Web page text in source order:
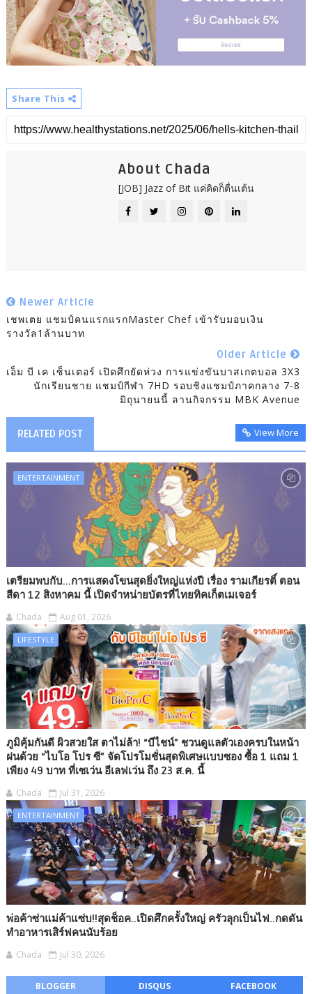
Share This
About Chada
[JOB] Jazz of Bit แค่คิดก็ตื่นเต้น
Newer Article
เชพเตย แชมป์คนแรกแรกMaster Chef เข้ารับมอบเงิน
รางวัล1ล้านบาท
Older Article
เอ็ม บี เค เซ็นเตอร์ เปิดศึกยัดห่วง การแข่งขันบาสเกตบอล 3X3
นักเรียนชาย แชมป์กีฬา 7HD รอบชิงแชมป์ภาคกลาง 7-8
มิถุนายนนี้ ลานกิจกรรม MBK Avenue
RELATED POST View More
ENTERTAINMENT
เตรียมพบกับ...การแสดงโขนสุดยิ่งใหญ่แห่งปี เรื่อง รามเกียรติ์ ตอน
สีดา 12 สิงหาคม นี้ เปิดจำหน่ายบัตรที่ไทยทิคเก็ตเมเจอร์
Chada Aug 01, 2026
LIFESTYLE
ภูมิคุ้มกันดี ผิวสวยใส ตาไม่ล้า! “บีไชน์” ชวนดูแลตัวเองครบในหน้า
ฝนด้วย “ไบโอ โปร ซี” จัดโปรโมชั่นสุดพิเศษแบบซอง ซื้อ 1 แถม 1
เพียง 49 บาท ที่เซเว่น อีเลฟเว่น ถึง 23 ส.ค. นี้
Chada Jul 31, 2026
ENTERTAINMENT
พ่อค้าซ่าแม่ค้าแซ่บ!!สุดช็อค..เปิดศึกครั้งใหญ่ ครัวลุกเป็นไฟ..กดดัน
ทำอาหารเสิร์ฟคนนับร้อย
Chada Jul 30, 2026
BLOGGER DISQUS FACEBOOK